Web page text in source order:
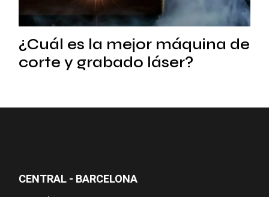
¿Cuál es la mejor máquina de
corte y grabado láser?
CENTRAL - BARCELONA